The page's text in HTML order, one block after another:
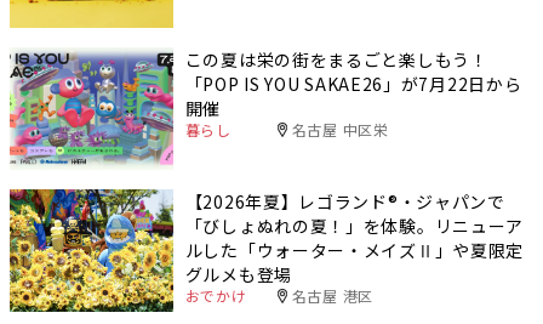
この夏は栄の街をまるごと楽しもう！
「POP IS YOU SAKAE26」が7月22日から
開催
暮らし 名古屋 中区栄
【2026年夏】レゴランド®・ジャパンで
「びしょぬれの夏！」を体験。リニューア
ルした「ウォーター・メイズⅡ」や夏限定
グルメも登場
おでかけ 名古屋 港区